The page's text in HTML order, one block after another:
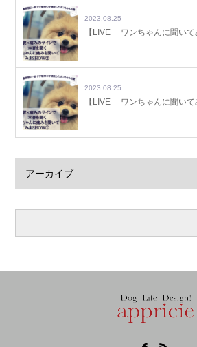
2023.08.25
【LIVE ワンちゃんに聞い
2023.08.25
【LIVE ワンちゃんに聞い